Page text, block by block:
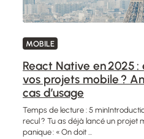
MOBILE
React Native en 2025
vos projets mobile ?
cas d’usage
Temps de lecture : 5
recul ? Tu as déjà lancé un projet
panique : « On doit ...